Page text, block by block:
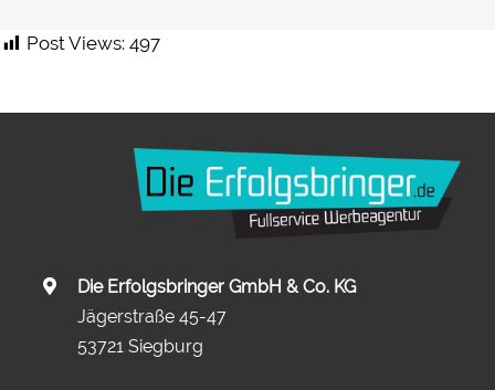
Post Views: 497
Die Erfolgsbringer GmbH & Co. KG
Jägerstraße 45-47
53721 Siegburg